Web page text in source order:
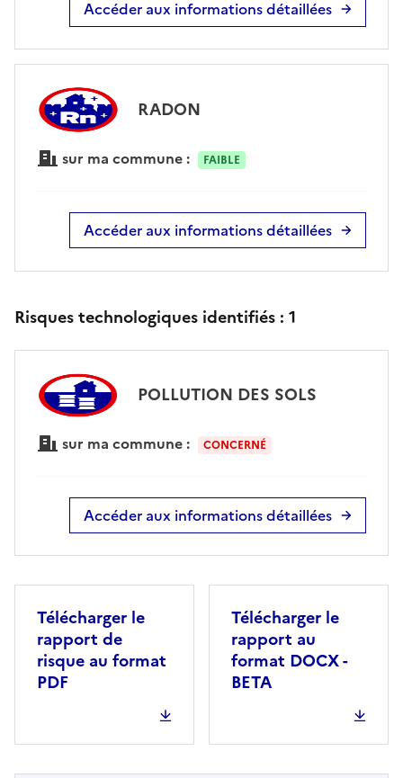
Accéder aux informations détaillées
RADON
sur ma commune : FAIBLE
Accéder aux informations détaillées
Risques technologiques identifiés : 1
POLLUTION DES SOLS
sur ma commune : CONCERNÉ
Accéder aux informations détaillées
Télécharger le
rapport de
risque au format
PDF
Télécharger le
rapport au
format DOCX -
BETA